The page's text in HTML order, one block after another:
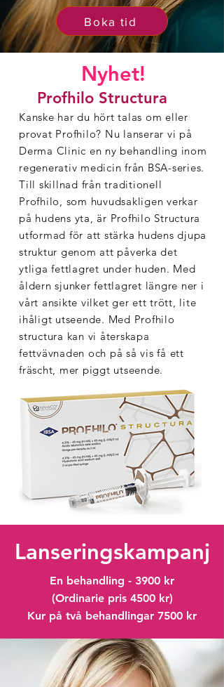
Boka tid
Nyhet!
Profhilo Structura
Kanske har du hört talas om eller
provat Profhilo? Nu lanserar vi på
Derma Clinic en ny behandling inom
regenerativ medicin från BSA-series.
Till skillnad från traditionell
Profhilo, som huvudsakligen verkar
på hudens yta, är Profhilo Structura
utformad för att stärka hudens djupa
struktur genom att påverka det
ytliga fettlagret under huden. Med
åldern sjunker fettlagret längre ner i
vårt ansikte vilket ger ett trött, lite
ihåligt utseende. Med Profhilo
structura kan vi återskapa
fettvävnaden och på så vis få ett
fräscht, mer piggt utseende.
Lanseringskampanj
En behandling - 3900 kr
(Ordinarie pris 4500 kr)
Kur på två behandlingar 7500 kr